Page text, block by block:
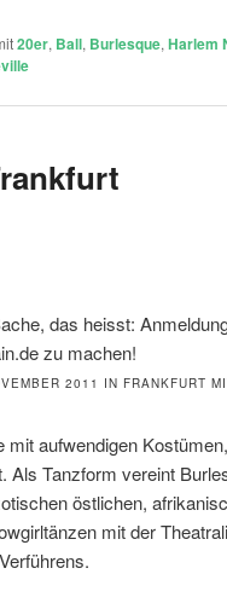
20er, Ball, Burlesque, Harlem
das heisst:
zu machen!
2011 IN FRANKFURT
mit aufwendigen
Als Tanzform vereint
östlichen,
mit der